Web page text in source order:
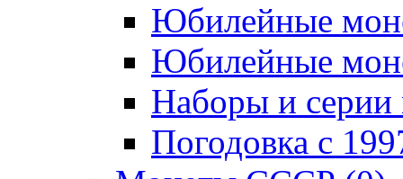
Юбилейные
Юбилейные
Наборы и серии
Погодовка c